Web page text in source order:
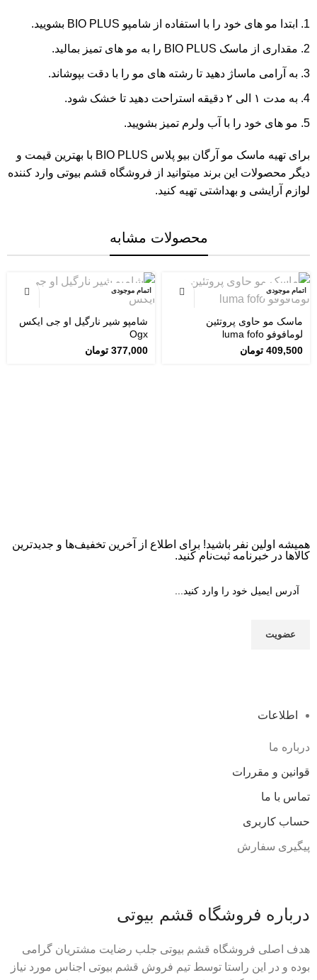
ابتدا مو های خود را با استفاده از شامپو BIO PLUS بشویید.
مقداری از ماسک BIO PLUS را به مو های تمیز بمالید.
به آرامی ماساژ دهید تا رشته های مو را با دقت بپوشاند.
به مدت ۱ الی ۲ دقیقه استراحت دهید تا خشک شود.
مو های خود را با آب ولرم تمیز بشویید.
برای تهیه ماسک مو آرگان بیو پلاس BIO PLUS
با بهترین قیمت و
دیگر محصولات این برند میتوانید از فروشگاه قشم بیوتی وارد کننده
لوازم آرایشی و بهداشتی تهیه کنید.
محصولات مشابه
اتمام موجودی
ماسک مو حاوی پروتئین
لومافوفو luma fofo
409,500 تومان
اتمام موجودی
شامپو شیر نارگیل او جی ایکس
Ogx
377,000 تومان
همیشه اولین نفر باشید! برای اطلاع از آخرین تخفیف‌ها و جدیدترین
کالاها در خبرنامه ثبت‌نام کنید.
اطلاعات
درباره ما
قوانین و مقررات
تماس با ما
حساب کاربری
پیگیری سفارش
درباره فروشگاه قشم بیوتی
هدف اصلی فروشگاه قشم بیوتی جلب رضایت مشتریان گرامی
بوده و در این راستا توسط تیم فروش قشم بیوتی اجناس مورد نیاز